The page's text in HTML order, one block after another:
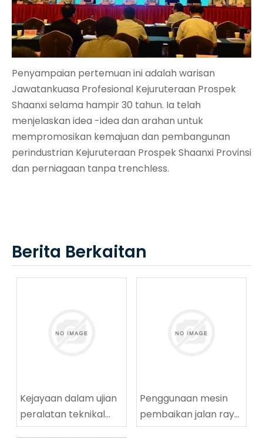
Penyampaian pertemuan ini adalah warisan
Jawatankuasa Profesional Kejuruteraan Prospek
Shaanxi selama hampir 30 tahun. Ia telah
menjelaskan idea -idea dan arahan untuk
mempromosikan kemajuan dan pembangunan
perindustrian Kejuruteraan Prospek Shaanxi Provinsi
dan perniagaan tanpa trenchless.
Berita Berkaitan
Kejayaan dalam ujian
peralatan teknikal
penggerudian
Penggunaan mesin
pembaikan jalan raya
yang berjaya di